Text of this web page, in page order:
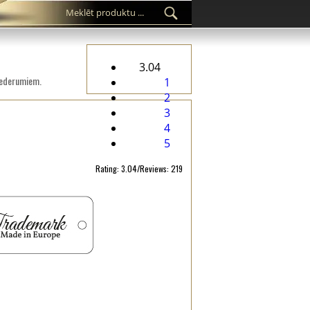
3.04
1
2
3
4
5
Rating: 3.04/Reviews: 219